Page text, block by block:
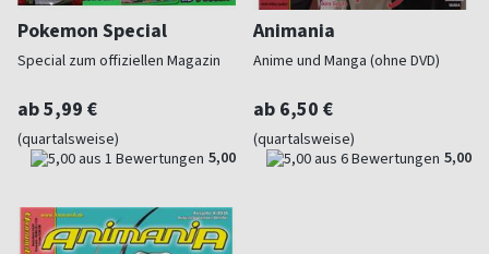
Pokemon Special
Special zum offiziellen Magazin
ab 5,99 €
(quartalsweise)
5,00
Animania
Anime und Manga (ohne DVD)
ab 6,50 €
(quartalsweise)
5,00